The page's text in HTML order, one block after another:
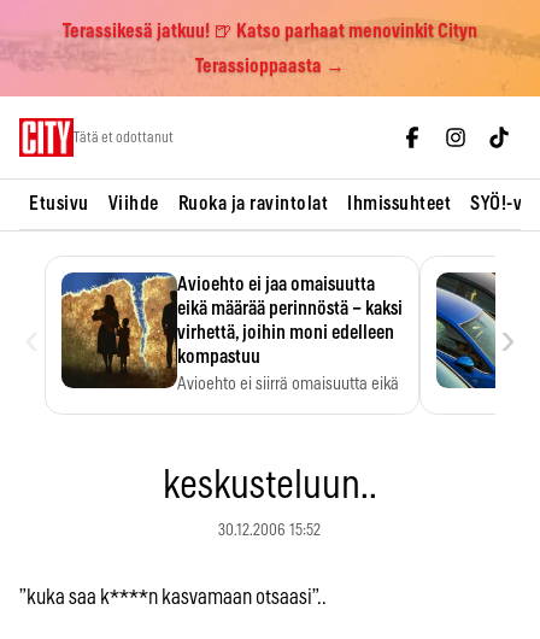
Terassikesä jatkuu! 🍺 Katso parhaat menovinkit Cityn
Terassioppaasta →
Tätä et odottanut
Etusivu Viihde Ruoka ja ravintolat Ihmissuhteet SYÖ!-
Avioehto ei jaa omaisuutta
eikä määrää perinnöstä – kaksi
virhettä, joihin moni edelleen
kompastuu
Avioehto ei siirrä omaisuutta eikä
›
keskusteluun..
30.12.2006 15:52
”kuka saa k****n kasvamaan otsaasi”..